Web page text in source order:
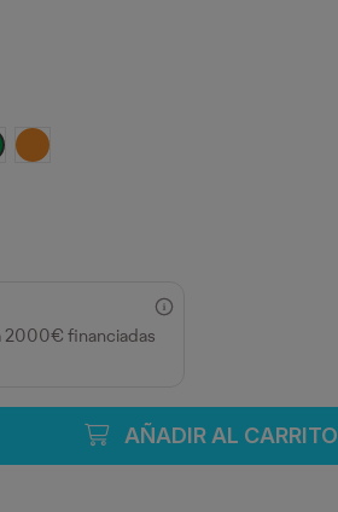
HELECHO
NARANJA
2000€ financiadas
AÑADIR AL CARRITO